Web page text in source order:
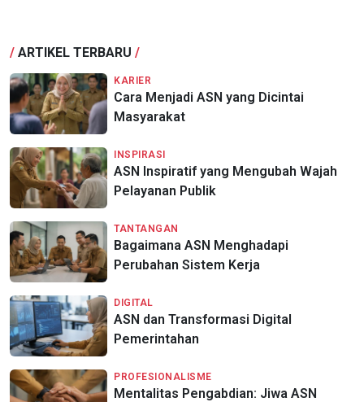
/ ARTIKEL TERBARU /
KARIER
Cara Menjadi ASN yang Dicintai
Masyarakat
INSPIRASI
ASN Inspiratif yang Mengubah Wajah
Pelayanan Publik
TANTANGAN
Bagaimana ASN Menghadapi
Perubahan Sistem Kerja
DIGITAL
ASN dan Transformasi Digital
Pemerintahan
PROFESIONALISME
Mentalitas Pengabdian: Jiwa ASN